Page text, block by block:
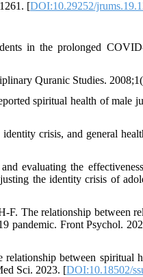
[DOI:10.29252/
in the prolonged
Quranic Studies.
spiritual health of male
crisis, and general
evaluating the
the identity crisis of
The relationship between
pandemic. Front Psychol.
between spiritual
Sci. 2023. [DOI:10.18502/